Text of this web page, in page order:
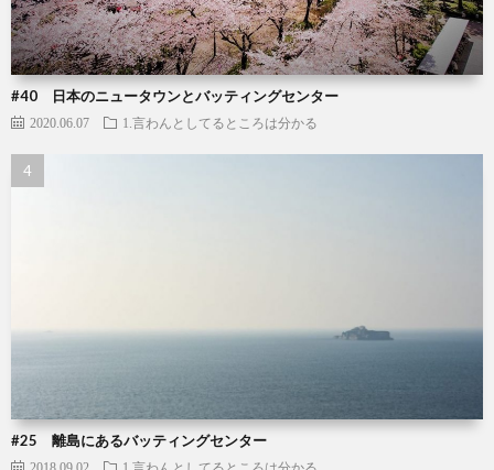
#40 日本のニュータウンとバッティングセンター
2020.06.07 1.言わんとしてるところは分かる
#25 離島にあるバッティングセンター
2018.09.02 1.言わんとしてるところは分かる